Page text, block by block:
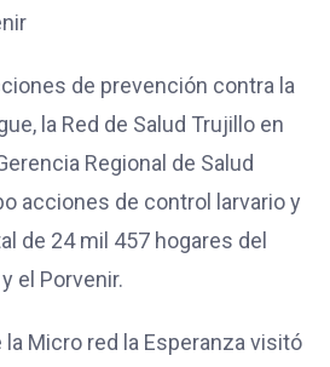
de prevención contra la
la Red de Salud Trujillo en
Regional de Salud
acciones de control larvario y
de 24 mil 457 hogares del
el Porvenir.
Micro red la Esperanza visitó